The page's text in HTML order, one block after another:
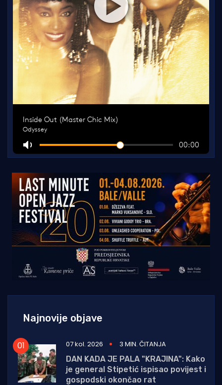
Najnovije objave
07 kol. 2026
3 MIN. ČITANJA
DAN KADA JE PALA "KRAJINA": Kako
je general Stipetić ispisao povijest i
gospodski okončao rat